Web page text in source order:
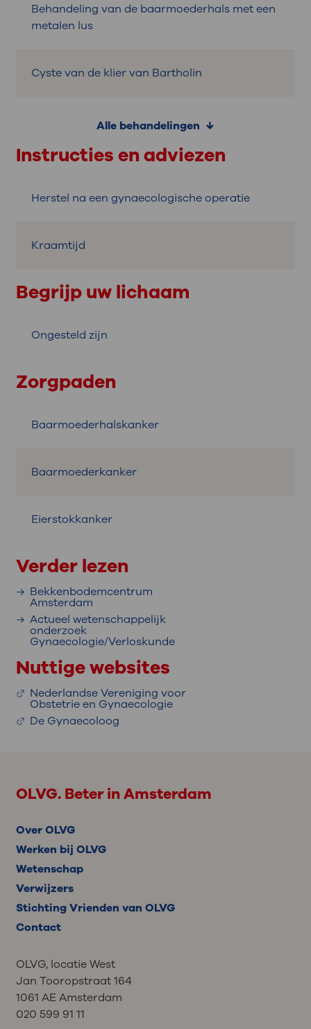
Behandeling van de baarmoederhals met een
metalen lus
Cyste van de klier van Bartholin
Alle behandelingen
Instructies en adviezen
Herstel na een gynaecologische operatie
Kraamtijd
Begrijp uw lichaam
Ongesteld zijn
Zorgpaden
Baarmoederhalskanker
Baarmoederkanker
Eierstokkanker
Verder lezen
Bekkenbodemcentrum
Amsterdam
Actueel wetenschappelijk
onderzoek
Gynaecologie/Verloskunde
Nuttige websites
Nederlandse Vereniging voor
Obstetrie en Gynaecologie
De Gynaecoloog
OLVG. Beter in Amsterdam
Over OLVG
Werken bij OLVG
Wetenschap
Verwijzers
Stichting Vrienden van OLVG
Contact
OLVG, locatie West
Jan Tooropstraat 164
1061 AE Amsterdam
020 599 91 11